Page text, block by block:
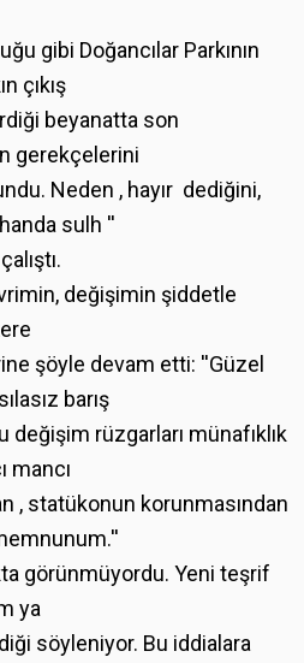
gibi Doğancılar Parkının
çıkış
beyanatta son
gerekçelerini
Neden , hayır dediğini,
sulh ''
değişimin şiddetle
şöyle devam etti: ''Güzel
barış
rüzgarları münafıklık
mancı
, statükonun korunmasından
görünmüyordu. Yeni teşrif
ya
söyleniyor. Bu iddialara